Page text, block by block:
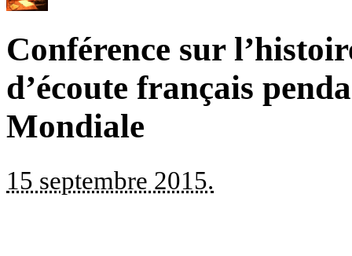
Conférence sur
d’écoute français
Mondiale
15 septembre 2015.